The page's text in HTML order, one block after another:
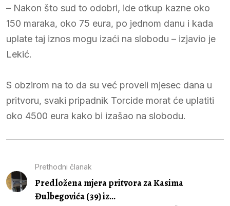
– Nakon što sud to odobri, ide otkup kazne oko
150 maraka, oko 75 eura, po jednom danu i kada
uplate taj iznos mogu izaći na slobodu – izjavio je
Lekić.
S obzirom na to da su već proveli mjesec dana u
pritvoru, svaki pripadnik Torcide morat će uplatiti
oko 4500 eura kako bi izašao na slobodu.
Prethodni članak
Predložena mjera pritvora za Kasima
Đulbegovića (39) iz...